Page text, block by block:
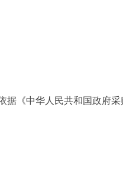
《中华人民共和国政府